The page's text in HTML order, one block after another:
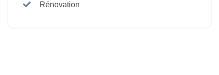
Rénovation